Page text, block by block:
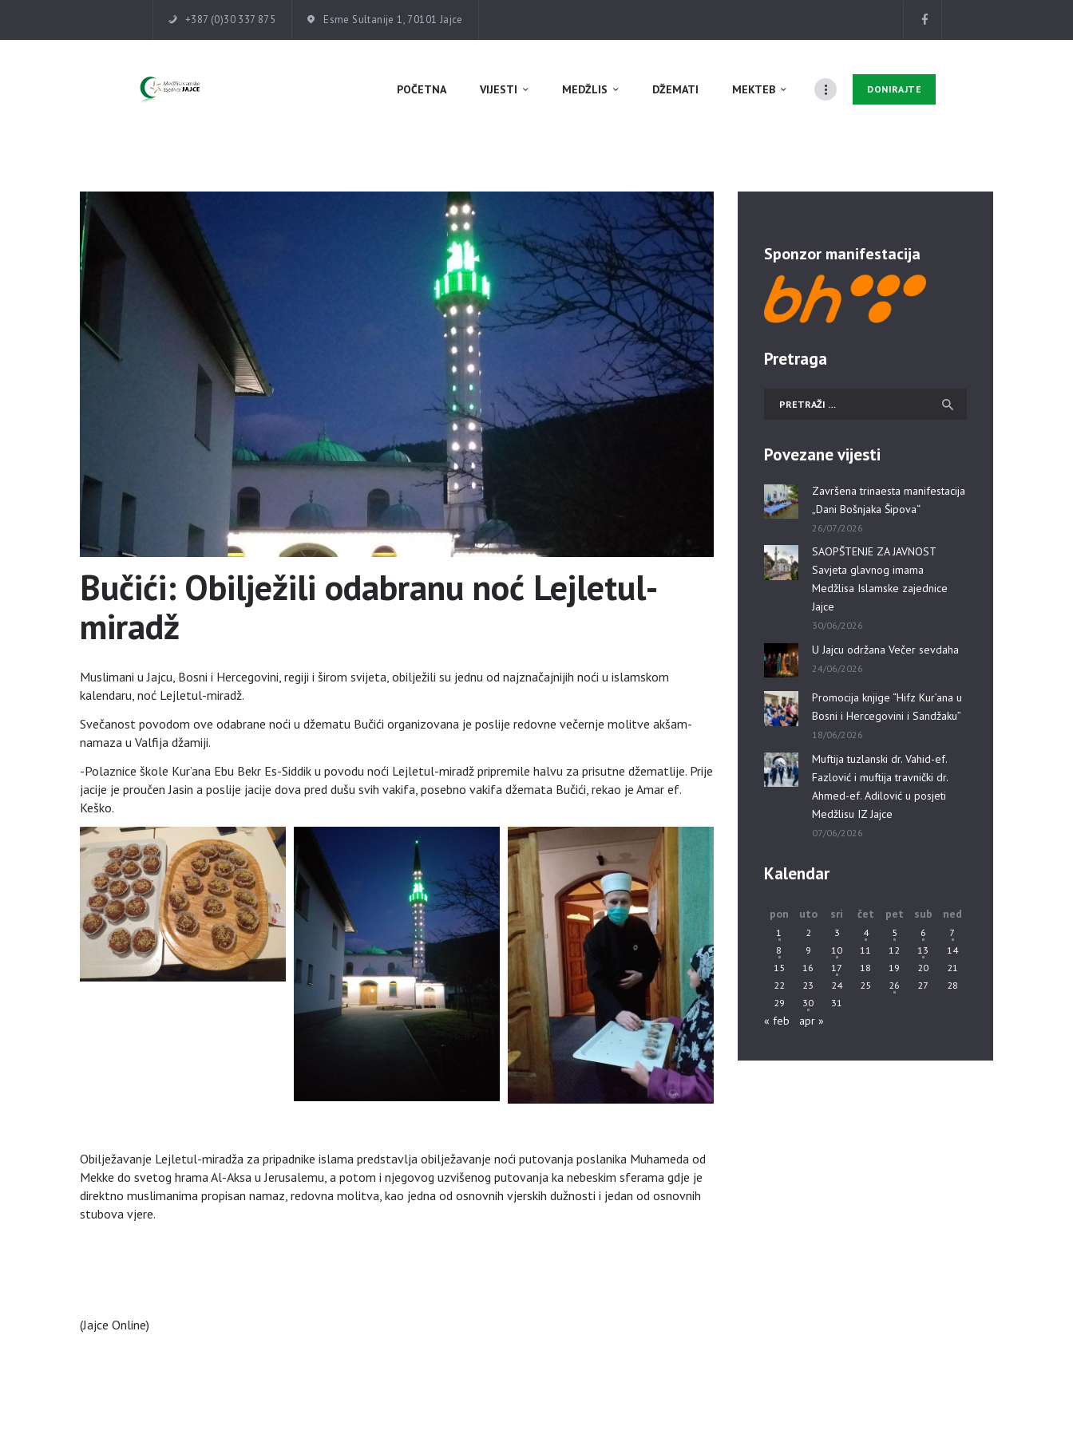
+387 (0)30 337 875 Esme Sultanije 1, 70101 Jajce
POČETNA VIJESTI MEDŽLIS DŽEMATI MEKTEB DONIRAJTE
POČETNA
MEDŽLIS
ASOCIJACIJE
USLUGE
MULTIMEDIJA
KONTAKT
DONACIJE
Bučići: Obilježili odabranu noć Lejletul-
miradž
Muslimani u Jajcu, Bosni i Hercegovini, regiji i širom svijeta, obilježili su jednu od najznačajnijih noći u islamskom
kalendaru, noć Lejletul-miradž.
Svečanost povodom ove odabrane noći u džematu Bučići organizovana je poslije redovne večernje molitve akšam-
namaza u Valfija džamiji.
-Polaznice škole Kur’ana Ebu Bekr Es-Siddik u povodu noći Lejletul-miradž pripremile halvu za prisutne džematlije. Prije
jacije je proučen Jasin a poslije jacije dova pred dušu svih vakifa, posebno vakifa džemata Bučići, rekao je Amar ef.
Keško.
Obilježavanje Lejletul-miradža za pripadnike islama predstavlja obilježavanje noći putovanja poslanika Muhameda od
Mekke do svetog hrama Al-Aksa u Jerusalemu, a potom i njegovog uzvišenog putovanja ka nebeskim sferama gdje je
direktno muslimanima propisan namaz, redovna molitva, kao jedna od osnovnih vjerskih dužnosti i jedan od osnovnih
stubova vjere.
(Jajce Online)
Sponzor manifestacija
Pretraga
Povezane vijesti
Završena trinaesta manifestacija
„Dani Bošnjaka Šipova“
26/07/2026
SAOPŠTENJE ZA JAVNOST
Savjeta glavnog imama
Medžlisa Islamske zajednice
Jajce
30/06/2026
U Jajcu održana Večer sevdaha
24/06/2026
Promocija knjige “Hifz Kur’ana u
Bosni i Hercegovini i Sandžaku”
18/06/2026
Muftija tuzlanski dr. Vahid-ef.
Fazlović i muftija travnički dr.
Ahmed-ef. Adilović u posjeti
Medžlisu IZ Jajce
07/06/2026
Kalendar
pon uto sri čet pet sub ned
1 2 3 4 5 6
7
8
9 10 11 12 13
14
15
16 17 18 19 20
21
22
23 24 25 26 27
28
29
30 31
« feb apr »